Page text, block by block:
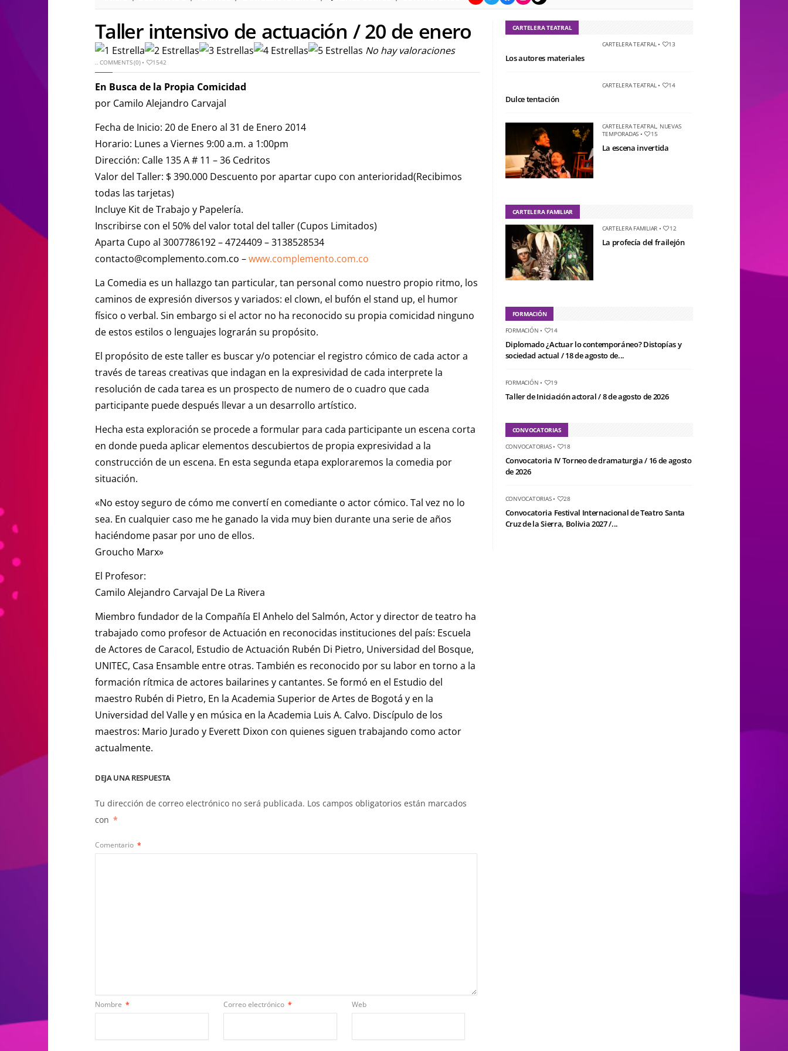
Taller intensivo de actuación / 20 de enero
No hay valoraciones
..COMMENTS (0)• 1542
En Busca de la Propia Comicidad
por Camilo Alejandro Carvajal
Fecha de Inicio: 20 de Enero al 31 de Enero 2014
Horario: Lunes a Viernes 9:00 a.m. a 1:00pm
Dirección: Calle 135 A # 11 – 36 Cedritos
Valor del Taller: $ 390.000 Descuento por apartar cupo con anterioridad(Recibimos
todas las tarjetas)
Incluye Kit de Trabajo y Papelería.
Inscribirse con el 50% del valor total del taller (Cupos Limitados)
Aparta Cupo al 3007786192 – 4724409 – 3138528534
contacto@complemento.com.co –www.complemento.com.co
La Comedia es un hallazgo tan particular, tan personal como nuestro propio ritmo, los
caminos de expresión diversos y variados: el clown, el bufón el stand up, el humor
físico o verbal. Sin embargo si el actor no ha reconocido su propia comicidad ninguno
de estos estilos o lenguajes lograrán su propósito.
El propósito de este taller es buscar y/o potenciar el registro cómico de cada actor a
través de tareas creativas que indagan en la expresividad de cada interprete la
resolución de cada tarea es un prospecto de numero de o cuadro que cada
participante puede después llevar a un desarrollo artístico.
Hecha esta exploración se procede a formular para cada participante un escena corta
en donde pueda aplicar elementos descubiertos de propia expresividad a la
construcción de un escena. En esta segunda etapa exploraremos la comedia por
situación.
«No estoy seguro de cómo me convertí en comediante o actor cómico. Tal vez no lo
sea. En cualquier caso me he ganado la vida muy bien durante una serie de años
haciéndome pasar por uno de ellos.
Groucho Marx»
El Profesor:
Camilo Alejandro Carvajal De La Rivera
Miembro fundador de la Compañía El Anhelo del Salmón, Actor y director de teatro ha
trabajado como profesor de Actuación en reconocidas instituciones del país: Escuela
de Actores de Caracol, Estudio de Actuación Rubén Di Pietro, Universidad del Bosque,
UNITEC, Casa Ensamble entre otras. También es reconocido por su labor en torno a la
formación rítmica de actores bailarines y cantantes. Se formó en el Estudio del
maestro Rubén di Pietro, En la Academia Superior de Artes de Bogotá y en la
Universidad del Valle y en música en la Academia Luis A. Calvo. Discípulo de los
maestros: Mario Jurado y Everett Dixon con quienes siguen trabajando como actor
actualmente.
DEJA UNA RESPUESTA
Tu dirección de correo electrónico no será publicada. Los campos obligatorios están marcados
con *
Comentario *
Nombre * Correo electrónico * Web
CARTELERA TEATRAL
CARTELERA TEATRAL• 13
Los autores materiales
CARTELERA TEATRAL• 14
Dulce tentación
CARTELERA TEATRAL, NUEVAS
TEMPORADAS • 15
La escena invertida
CARTELERA FAMILIAR
CARTELERA FAMILIAR • 12
La profecía del frailejón
FORMACIÓN
FORMACIÓN • 14
Diplomado ¿Actuar lo contemporáneo? Distopías y
sociedad actual / 18 de agosto de...
FORMACIÓN • 19
Taller de Iniciación actoral / 8 de agosto de 2026
CONVOCATORIAS
CONVOCATORIAS• 18
Convocatoria IV Torneo de dramaturgia / 16 de agosto
de 2026
CONVOCATORIAS• 28
Convocatoria Festival Internacional de Teatro Santa
Cruz de la Sierra, Bolivia 2027 /...